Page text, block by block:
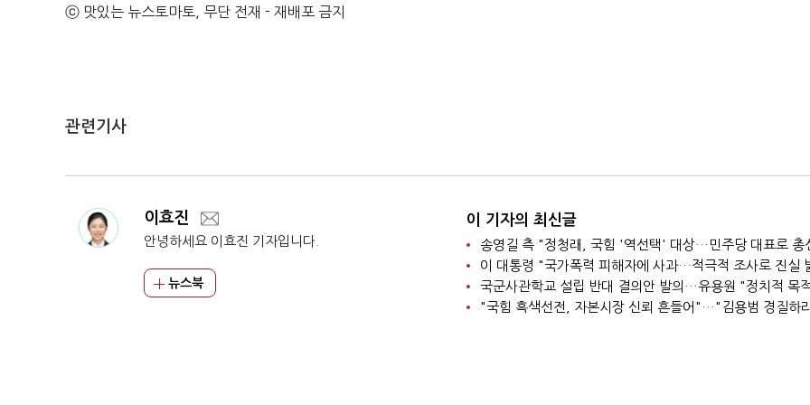
ⓒ 맛있는 뉴스토마토, 무단 전재 - 재배포 금지
관련기사
이효진
안녕하세요 이효진 기자입니다.
뉴스북
이 기자의 최신글
이 대통령 "국가폭력 피해자에 사과…적극적 조사로 진실
"국힘 흑색선전, 자본시장 신뢰 흔들어"…"김용범 경질하